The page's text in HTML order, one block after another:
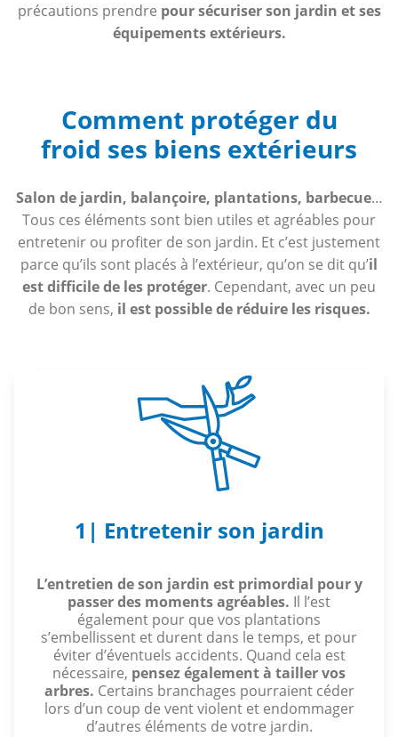
précautions prendre pour sécuriser son jardin et ses
équipements extérieurs.
Comment protéger du
froid ses biens extérieurs
Salon de jardin, balançoire, plantations, barbecue…
Tous ces éléments sont bien utiles et agréables pour
entretenir ou profiter de son jardin. Et c’est justement
parce qu’ils sont placés à l’extérieur, qu’on se dit qu’il
est difficile de les protéger. Cependant, avec un peu
de bon sens, il est possible de réduire les risques.
1| Entretenir son jardin
L’entretien de son jardin est primordial pour y
passer des moments agréables. Il l’est
également pour que vos plantations
s’embellissent et durent dans le temps, et pour
éviter d’éventuels accidents. Quand cela est
nécessaire, pensez également à tailler vos
arbres. Certains branchages pourraient céder
lors d’un coup de vent violent et endommager
d’autres éléments de votre jardin.